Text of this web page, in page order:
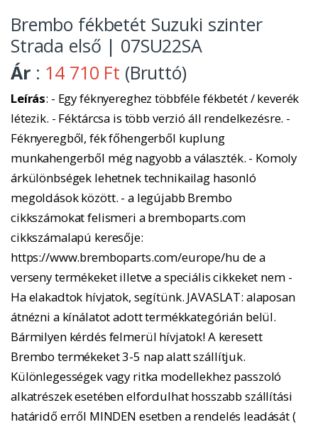
Brembo fékbetét Suzuki szinter
Strada első | 07SU22SA
Ár : 14 710 Ft (Bruttó)
Leírás: - Egy féknyereghez többféle fékbetét / keverék
létezik. - Féktárcsa is több verzió áll rendelkezésre. -
Féknyeregből, fék főhengerből kuplung
munkahengerből még nagyobb a választék. - Komoly
árkülönbségek lehetnek technikailag hasonló
megoldások között. - a legújabb Brembo
cikkszámokat felismeri a bremboparts.com
cikkszámalapú keresője:
https://www.bremboparts.com/europe/hu de a
verseny termékeket illetve a speciális cikkeket nem -
Ha elakadtok hívjatok, segítünk. JAVASLAT: alaposan
átnézni a kínálatot adott termékkategórián belül.
Bármilyen kérdés felmerül hívjatok! A keresett
Brembo termékeket 3-5 nap alatt szállítjuk.
Különlegességek vagy ritka modellekhez passzoló
alkatrészek esetében elfordulhat hosszabb szállítási
határidő erről MINDEN esetben a rendelés leadását (